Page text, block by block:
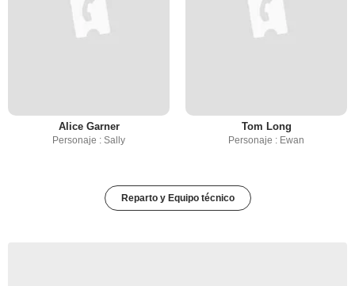
Alice Garner
Personaje : Sally
Tom Long
Personaje : Ewan
Reparto y Equipo técnico